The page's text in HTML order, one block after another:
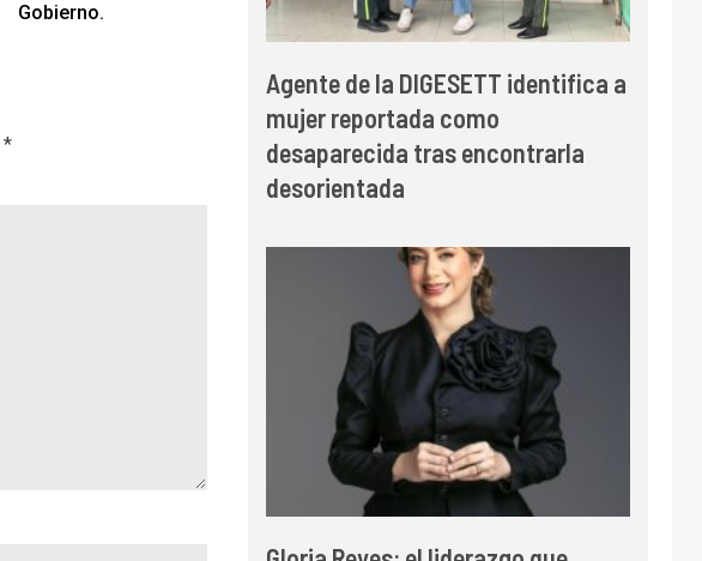
Gobierno.
*
Agente de la DIGESETT identifica a
mujer reportada como
desaparecida tras encontrarla
desorientada